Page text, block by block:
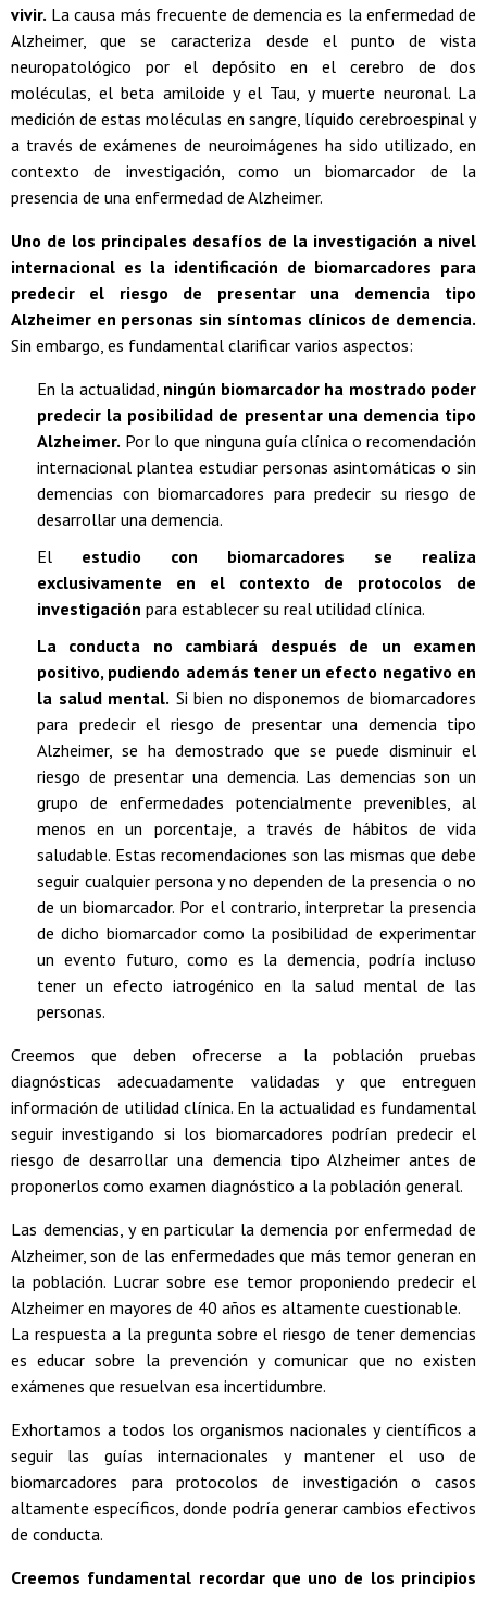
vivir. La causa más frecuente de demencia es la enfermedad de
Alzheimer, que se caracteriza desde el punto de vista
neuropatológico por el depósito en el cerebro de dos
moléculas, el beta amiloide y el Tau, y muerte neuronal. La
medición de estas moléculas en sangre, líquido cerebroespinal y
a través de exámenes de neuroimágenes ha sido utilizado, en
contexto de investigación, como un biomarcador de la
presencia de una enfermedad de Alzheimer.
Uno de los principales desafíos de la investigación a nivel
internacional es la identificación de biomarcadores para
predecir el riesgo de presentar una demencia tipo
Alzheimer en personas sin síntomas clínicos de demencia.
Sin embargo, es fundamental clarificar varios aspectos:
En la actualidad, ningún biomarcador ha mostrado poder
predecir la posibilidad de presentar una demencia tipo
Alzheimer. Por lo que ninguna guía clínica o recomendación
internacional plantea estudiar personas asintomáticas o sin
demencias con biomarcadores para predecir su riesgo de
desarrollar una demencia.
El estudio con biomarcadores se realiza
exclusivamente en el contexto de protocolos de
investigación para establecer su real utilidad clínica.
La conducta no cambiará después de un examen
positivo, pudiendo además tener un efecto negativo en
la salud mental. Si bien no disponemos de biomarcadores
para predecir el riesgo de presentar una demencia tipo
Alzheimer, se ha demostrado que se puede disminuir el
riesgo de presentar una demencia. Las demencias son un
grupo de enfermedades potencialmente prevenibles, al
menos en un porcentaje, a través de hábitos de vida
saludable. Estas recomendaciones son las mismas que debe
seguir cualquier persona y no dependen de la presencia o no
de un biomarcador. Por el contrario, interpretar la presencia
de dicho biomarcador como la posibilidad de experimentar
un evento futuro, como es la demencia, podría incluso
tener un efecto iatrogénico en la salud mental de las
personas.
Creemos que deben ofrecerse a la población pruebas
diagnósticas adecuadamente validadas y que entreguen
información de utilidad clínica. En la actualidad es fundamental
seguir investigando si los biomarcadores podrían predecir el
riesgo de desarrollar una demencia tipo Alzheimer antes de
proponerlos como examen diagnóstico a la población general.
Las demencias, y en particular la demencia por enfermedad de
Alzheimer, son de las enfermedades que más temor generan en
la población. Lucrar sobre ese temor proponiendo predecir el
Alzheimer en mayores de 40 años es altamente cuestionable.
La respuesta a la pregunta sobre el riesgo de tener demencias
es educar sobre la prevención y comunicar que no existen
exámenes que resuelvan esa incertidumbre.
Exhortamos a todos los organismos nacionales y científicos a
seguir las guías internacionales y mantener el uso de
biomarcadores para protocolos de investigación o casos
altamente específicos, donde podría generar cambios efectivos
de conducta.
Creemos fundamental recordar que uno de los principios